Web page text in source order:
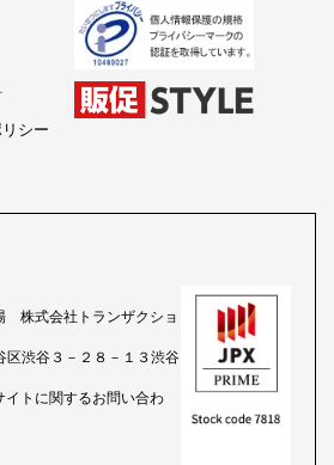
シー
株式会社トランザクショ
渋谷３－２８－１３渋谷
トに関するお問い合わ